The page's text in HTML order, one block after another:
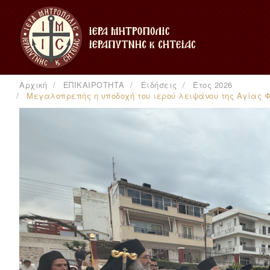
Αρχική ΕΠΙΚΑΙΡΟΤΗΤΑ Ειδήσεις
Έτος 2026
Μεγαλοπρεπής η υποδοχή του ιερού λειψάνου της Αγίας